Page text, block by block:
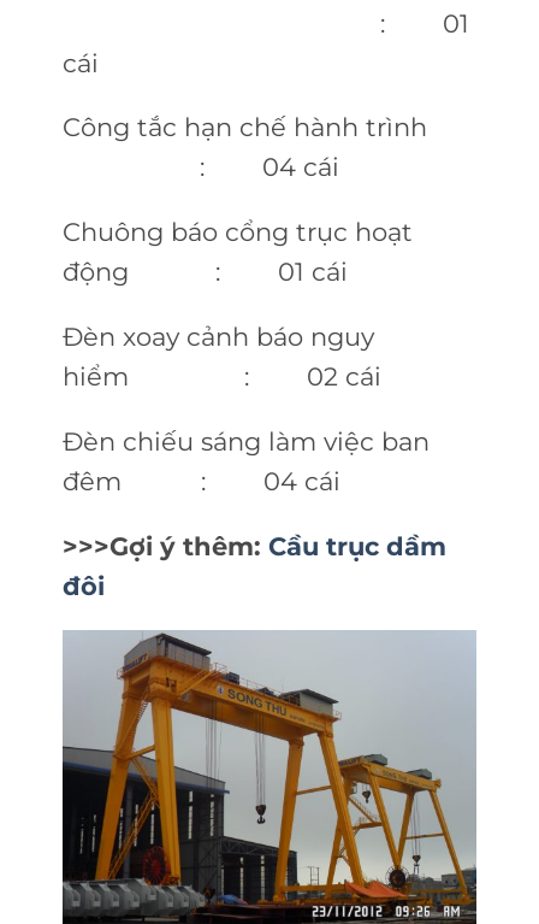
: 01
cái
Công tắc hạn chế hành trình
: 04 cái
Chuông báo cổng trục hoạt
động : 01 cái
Đèn xoay cảnh báo nguy
hiểm : 02 cái
Đèn chiếu sáng làm việc ban
đêm : 04 cái
>>>Gợi ý thêm: Cầu trục dầm
đôi